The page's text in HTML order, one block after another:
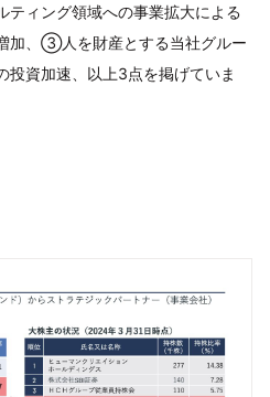
ティング領域への事業拡大による
加、③人を財産とする当社グルー
投資加速、以上3点を掲げていま